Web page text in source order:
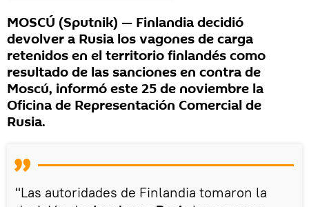
MOSCÚ (Sputnik) — Finlandia decidió
devolver a Rusia los vagones de carga
retenidos en el territorio finlandés como
resultado de las sanciones en contra de
Moscú, informó este 25 de noviembre la
Oficina de Representación Comercial de
Rusia.
"Las autoridades de Finlandia tomaron la